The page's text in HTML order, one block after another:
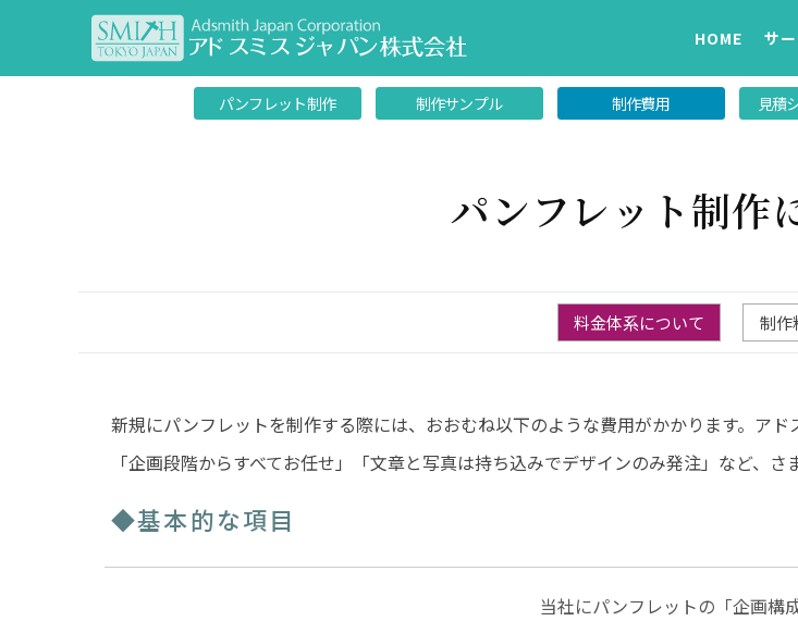
HOME サ
パンフレット制作 制作サンプル 制作費用 見積
パンフレット制作
料金体系について 制作
新規にパンフレットを制作する際には、おおむね以下のような費用がかかります。ア
「企画段階からすべてお任せ」「文章と写真は持ち込みでデザインのみ発注」など、さ
◆基本的な項目
当社にパンフレットの「企画構